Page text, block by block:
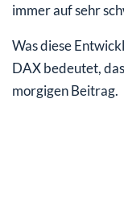
immer auf sehr
Was diese
DAX bedeutet,
morgigen Beitrag.